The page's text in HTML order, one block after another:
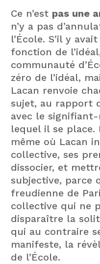
Ce n’est pas une
n’y a pas
l’École. S’il y
fonction de
communauté
zéro de l’idéal,
Lacan renvoie
sujet, au rapport
avec le signifiant-
lequel il se place.
même où Lacan
collective, ses
dissocier, et
subjective, parce
freudienne de
collective qui ne
disparaître la
qui au contraire
manifeste, la
de l’École.